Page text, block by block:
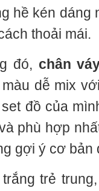
hề kén dáng
thoải mái.
đó, chân
dễ mix
đồ của
phù hợp
gợi ý cơ bản
trắng trẻ